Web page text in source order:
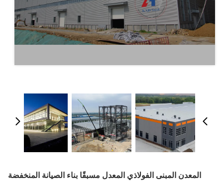
المعدن المبنى الفولاذي المعدل مسبقًا بناء الصيانة المنخفضة